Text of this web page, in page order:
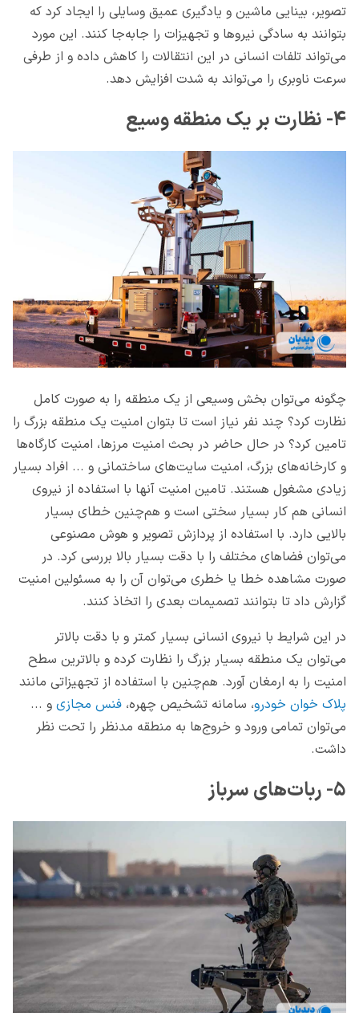
تصویر، بینایی ماشین و یادگیری عمیق وسایلی را ایجاد کرد که
بتوانند به سادگی نیروها و تجهیزات را جابه‌جا کنند. این مورد
می‌تواند تلفات انسانی در این انتقالات را کاهش داده و از طرفی
سرعت ناوبری را می‌تواند به شدت افزایش دهد.
۴- نظارت بر یک منطقه وسیع
چگونه می‌توان بخش وسیعی از یک منطقه را به صورت کامل
نظارت کرد؟ چند نفر نیاز است تا بتوان امنیت یک منطقه بزرگ را
تامین کرد؟ در حال حاضر در بحث امنیت مرز‌ها، امنیت کارگاه‌ها
و کارخانه‌های بزرگ، امنیت سایت‌های ساختمانی و ... افراد بسیار
زیادی مشغول هستند. تامین امنیت آنها با استفاده از نیروی
انسانی هم کار بسیار سختی است و هم‌چنین خطای بسیار
بالایی دارد. با استفاده از پردازش تصویر و هوش مصنوعی
می‌توان فضاهای مختلف را با دقت بسیار بالا بررسی کرد. در
صورت مشاهده خطا یا خطری می‌توان آن را به مسئولین امنیت
گزارش داد تا بتوانند تصمیمات بعدی را اتخاذ کنند.
در این شرایط با نیروی انسانی بسیار کمتر و با دقت بالاتر
می‌توان یک منطقه بسیار بزرگ را نظارت کرده و بالاترین سطح
امنیت را به ارمغان آورد. هم‌چنین با استفاده از تجهیزاتی مانند
پلاک خوان خودرو، سامانه تشخیص چهره، فنس مجازی و ...
می‌توان تمامی ورود و خروج‌ها به منطقه مدنظر را تحت نظر
داشت.
۵- ربات‌های سرباز